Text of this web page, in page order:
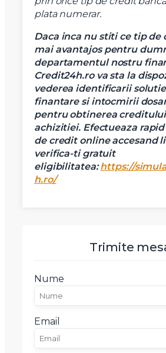
plata numerar.
Daca inca nu stiti ce tip de
mai avantajos pentru
departamentul nostru
Credit24h.ro va sta la
vederea identificarii
finantare si intocmirii
pentru obtinerea
achizitiei. Efectueaza
de credit online accesand
verifica-ti gratuit
eligibilitatea:https://
h.ro/
Trimite
Nume
Email
Vreau sa fiu
Nume
Telefon
SudRezidential.ro